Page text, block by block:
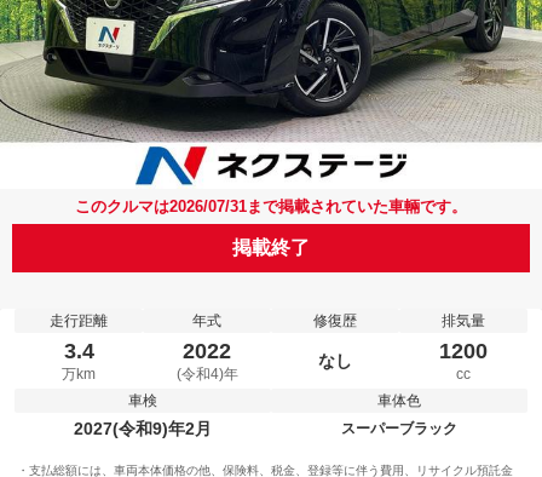
このクルマは2026/07/31まで掲載されていた車輛です。
掲載終了
走行距離
3.4
万km
年式
2022
(令和4)年
修復歴
なし
排気量
1200
cc
車検
2027(令和9)年2月
車体色
スーパーブラック
支払総額には、車両本体価格の他、保険料、税金、登録等に伴う費用、リサイクル預託金